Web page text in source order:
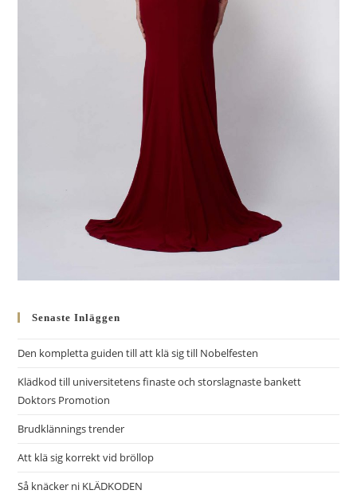
Senaste Inläggen
Den kompletta guiden till att klä sig till Nobelfesten
Klädkod till universitetens finaste och storslagnaste bankett
Doktors Promotion
Brudklännings trender
Att klä sig korrekt vid bröllop
Så knäcker ni KLÄDKODEN